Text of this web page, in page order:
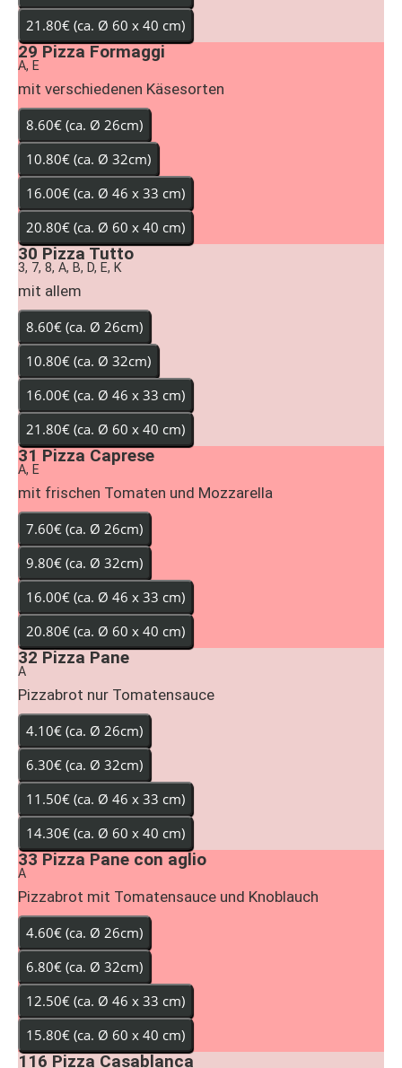
29Pizza Formaggi
A, E
mit verschiedenen Käsesorten
30Pizza Tutto
3, 7, 8, A, B, D, E, K
mit allem
31Pizza Caprese
A, E
mit frischen Tomaten und Mozzarella
32Pizza Pane
A
Pizzabrot nur Tomatensauce
33Pizza Pane con aglio
A
Pizzabrot mit Tomatensauce und Knoblauch
116Pizza Casablanca